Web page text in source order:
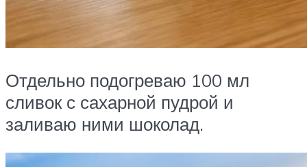
Отдельно подогреваю 100 мл
сливок с сахарной пудрой и
заливаю ними шоколад.